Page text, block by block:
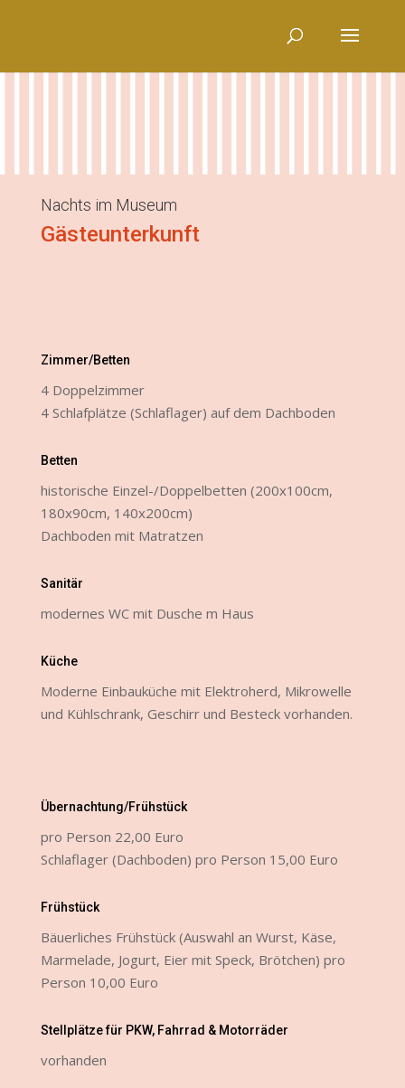
Nachts im Museum
Gästeunterkunft
Zimmer/Betten
4 Doppelzimmer
4 Schlafplätze (Schlaflager) auf dem Dachboden
Betten
historische Einzel-/Doppelbetten (200x100cm,
180x90cm, 140x200cm)
Dachboden mit Matratzen
Sanitär
modernes WC mit Dusche m Haus
Küche
Moderne Einbauküche mit Elektroherd, Mikrowelle
und Kühlschrank, Geschirr und Besteck vorhanden.
Übernachtung/Frühstück
pro Person 22,00 Euro
Schlaflager (Dachboden) pro Person 15,00 Euro
Frühstück
Bäuerliches Frühstück (Auswahl an Wurst, Käse,
Marmelade, Jogurt, Eier mit Speck, Brötchen) pro
Person 10,00 Euro
Stellplätze für PKW, Fahrrad & Motorräder
vorhanden